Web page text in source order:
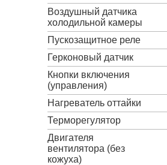
Воздушный датчика
холодильной камеры
Пускозащитное реле
Герконовый датчик
Кнопки включения
(управления)
Нагреватель оттайки
Терморегулятор
Двигателя
вентилятора (без
кожуха)